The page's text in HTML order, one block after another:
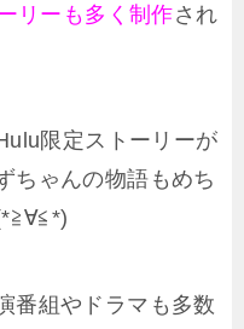
リーも多く制作され
限定ストーリーが
ちゃんの物語もめち
番組やドラマも多数